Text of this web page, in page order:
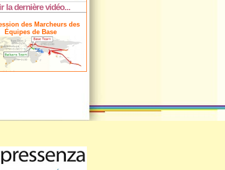
la dernière vidéo...
des Marcheurs des
Équipes de Base